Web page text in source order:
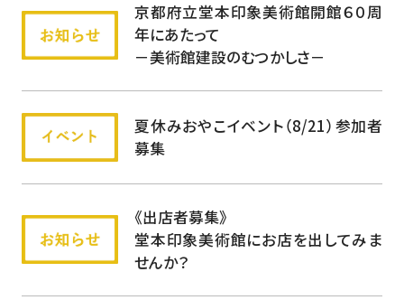
京都府立堂本印象美術館開館６０周
年にあたって
－美術館建設のむつかしさ－
夏休みおやこイベント（8/21）参加者
募集
《出店者募集》
堂本印象美術館にお店を出してみま
せんか？
The
Domoto
The